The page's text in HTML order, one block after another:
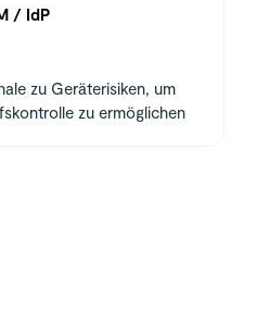
/ IdP
zu Geräterisiken, um
zu ermöglichen